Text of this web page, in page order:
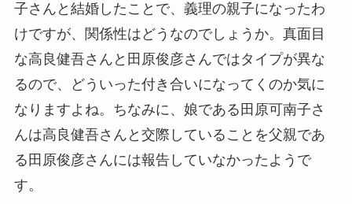
子さんと結婚したことで、義理の親子になったわ
けですが、関係性はどうなのでしょうか。真面目
な高良健吾さんと田原俊彦さんではタイプが異な
るので、どういった付き合いになってくのか気に
なりますよね。ちなみに、娘である田原可南子さ
んは高良健吾さんと交際していることを父親であ
る田原俊彦さんには報告していなかったようで
す。